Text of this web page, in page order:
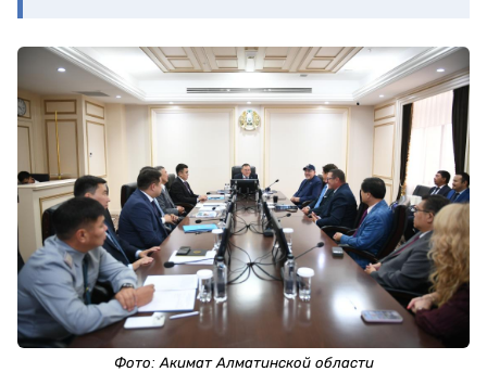
Фото: Акимат Алматинской области